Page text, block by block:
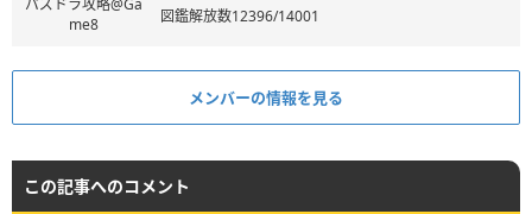
me8
図鑑解放数12396/14001
メンバーの情報を見る
この記事へのコメント